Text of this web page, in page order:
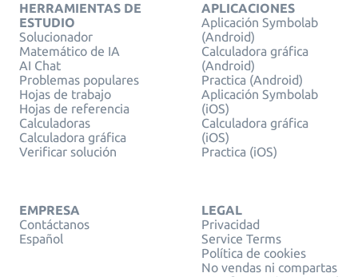
HERRAMIENTAS DE
ESTUDIO
Solucionador
Matemático de IA
AI Chat
Problemas populares
Hojas de trabajo
Hojas de referencia
Calculadoras
Calculadora gráfica
Verificar solución
APLICACIONES
Aplicación Symbolab
(Android)
Calculadora gráfica
(Android)
Practica (Android)
Aplicación Symbolab
(iOS)
Calculadora gráfica
(iOS)
Practica (iOS)
EMPRESA
Contáctanos
Español
LEGAL
Privacidad
Service Terms
Política de cookies
No vendas ni compartas